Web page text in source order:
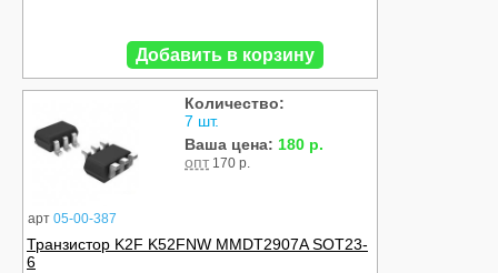
Добавить в корзину
арт 05-00-387
Количество:
7 шт.
Ваша цена: 180 р.
опт 170 р.
Транзистор K2F K52FNW MMDT2907A SOT23-
6